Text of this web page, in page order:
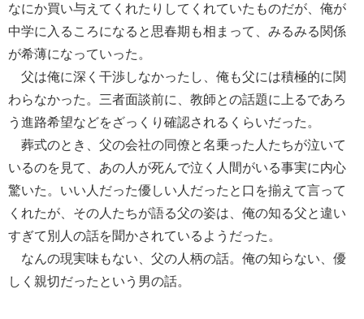
なにか買い与えてくれたりしてくれていたものだが、俺が
中学に入るころになると思春期も相まって、みるみる関係
が希薄になっていった。
父は俺に深く干渉しなかったし、俺も父には積極的に関
わらなかった。三者面談前に、教師との話題に上るであろ
う進路希望などをざっくり確認されるくらいだった。
葬式のとき、父の会社の同僚と名乗った人たちが泣いて
いるのを見て、あの人が死んで泣く人間がいる事実に内心
驚いた。いい人だった優しい人だったと口を揃えて言って
くれたが、その人たちが語る父の姿は、俺の知る父と違い
すぎて別人の話を聞かされているようだった。
なんの現実味もない、父の人柄の話。俺の知らない、優
しく親切だったという男の話。